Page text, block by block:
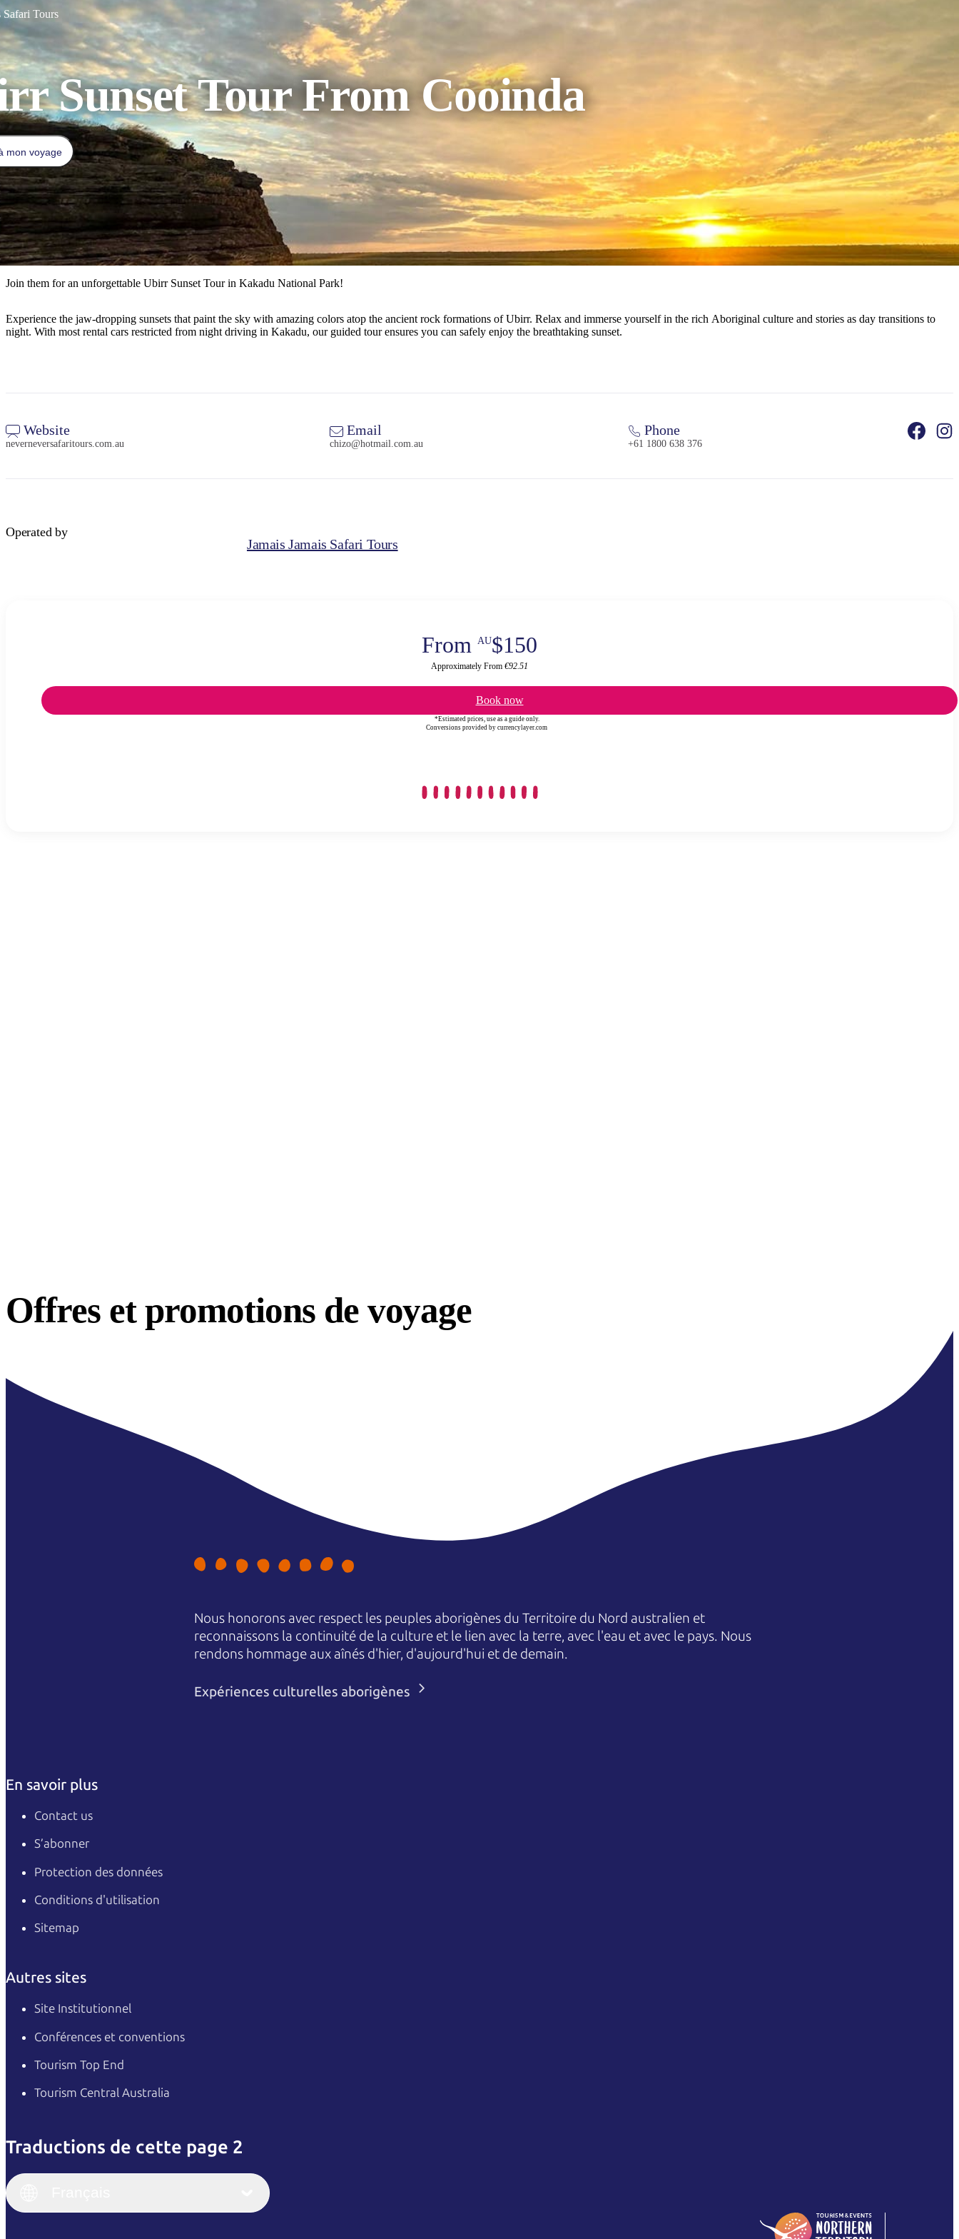
Safari Tours
Sunset Tour From Cooinda
mon voyage
Join them for an unforgettable Ubirr Sunset Tour in Kakadu National Park!
Experience the jaw-dropping sunsets that paint the sky with amazing colors atop the ancient rock formations of Ubirr. Relax and immerse yourself in the rich Aboriginal culture and stories as day transitions to
night. With most rental cars restricted from night driving in Kakadu, our guided tour ensures you can safely enjoy the breathtaking sunset.
Website
neverneversafaritours.com.au
Email
chizo@hotmail.com.au
Phone
+61 1800 638 376
Operated by
Jamais Jamais Safari Tours
From AU$150
Approximately From €92.51
Book now
*Estimated prices, use as a guide only.
Conversions provided by currencylayer.com
Offres etpromotions de voyage
Nous honorons avec respect les peuples aborigènes du Territoire du Nord australien et
reconnaissons la continuité de la culture et le lien avec la terre, avec l'eau et avec le pays. Nous
rendons hommage aux aînés d'hier, d'aujourd'hui et de demain.
Expériences culturelles aborigènes
En savoir plus
Contact us
S’abonner
Protection des données
Conditions d'utilisation
Sitemap
Autres sites
Site Institutionnel
Conférences et conventions
Tourism Top End
Tourism Central Australia
Traductions de cette page 2
Italiano